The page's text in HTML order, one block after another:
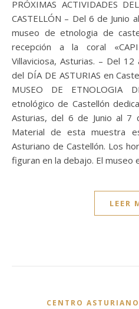
PRÓXIMAS ACTIVIDADES DEL CENTRO ASTURIANO DE
CASTELLÓN – Del 6 de Junio
museo de etnologia de
recepción a la coral
Villaviciosa, Asturias. – Del
del DÍA DE ASTURIAS en
MUSEO DE ETNOLOGIA
etnológico de Castellón
Asturias, del 6 de Junio al 7
Material de esta muestra
Asturiano de Castellón. Los
figuran en la debajo. El museo
LEER
CENTRO